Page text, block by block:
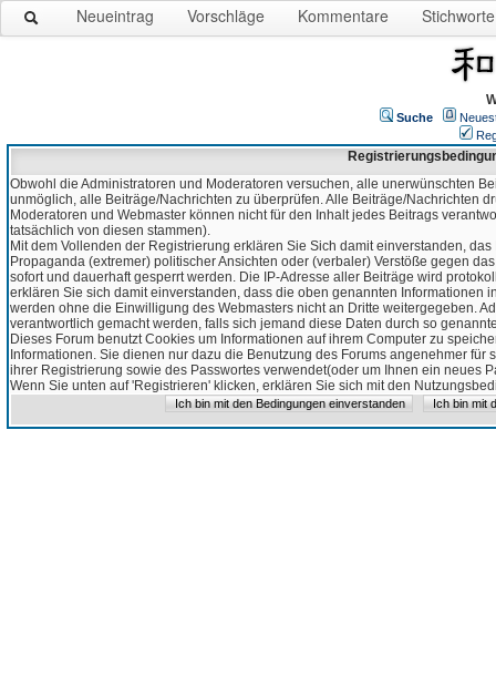
Neueintrag Vorschläge Kommentare Stichworte
Suche
Obwohl die Administratoren und Moderatoren versuchen, alle unerwünschten
unmöglich, alle Beiträge/Nachrichten zu überprüfen. Alle Beiträge/Nachrichten
Moderatoren und Webmaster können nicht für den Inhalt jedes Beitrags
tatsächlich von diesen stammen).
Mit dem Vollenden der Registrierung erklären Sie Sich damit einverstanden,
Propaganda (extremer) politischer Ansichten oder (verbaler) Verstöße gegen
sofort und dauerhaft gesperrt werden. Die IP-Adresse aller Beiträge wird
erklären Sie sich damit einverstanden, dass die oben genannten Informationen
werden ohne die Einwilligung des Webmasters nicht an Dritte weitergegeben.
verantwortlich gemacht werden, falls sich jemand diese Daten durch so
Dieses Forum benutzt Cookies um Informationen auf ihrem Computer zu
Informationen. Sie dienen nur dazu die Benutzung des Forums angenehmer
ihrer Registrierung sowie des Passwortes verwendet(oder um Ihnen ein neues
Wenn Sie unten auf 'Registrieren' klicken, erklären Sie sich mit den